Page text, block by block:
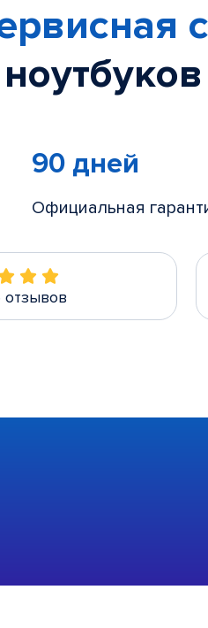
90 дней
Официальная
отзывов